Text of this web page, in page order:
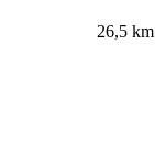
26,5 km